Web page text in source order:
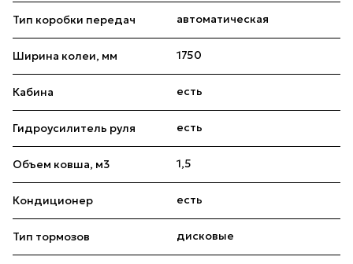
Тип коробки передач автоматическая
Ширина колеи, мм 1750
Кабина есть
Гидроусилитель руля есть
Объем ковша, м3 1,5
Кондиционер есть
Тип тормозов дисковые